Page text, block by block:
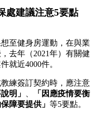
處建議注意5要點
至健身房運動，在與業
去年（2021年）有關健
就近4000件。
練簽訂契約時，應注意
明」
「因應疫情要衡
保障要提供」 等5要點。